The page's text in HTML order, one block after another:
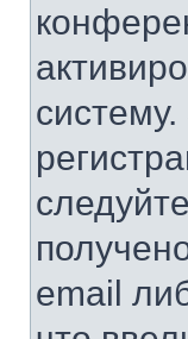
email